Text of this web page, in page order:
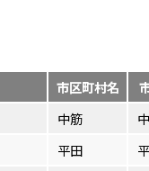
市区町村名
中筋
平田